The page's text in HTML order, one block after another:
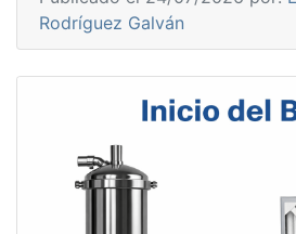
Rodríguez Galván